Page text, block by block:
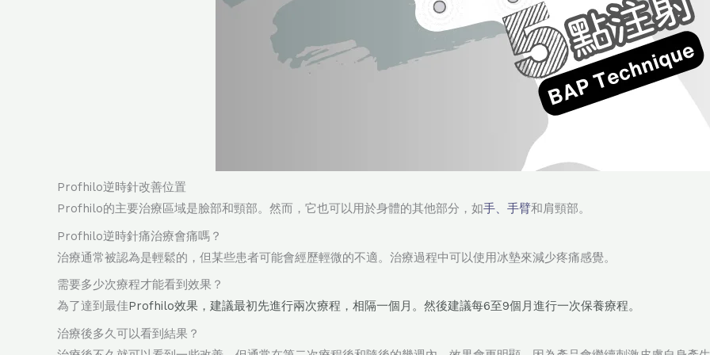
Profhilo逆時針改善位置
Profhilo的主要治療區域是臉部和頸部。然而，它也可以用於身體的其他部分，如手、手臂和肩頸部。
Profhilo逆時針痛治療會痛嗎？
治療通常被認為是輕鬆的，但某些患者可能會經歷輕微的不適。治療過程中可以使用冰墊來減少疼痛感覺。
需要多少次療程才能看到效果？
為了達到最佳Profhilo效果，建議最初先進行兩次療程，相隔一個月。然後建議每6至9個月進行一次保養療程。
治療後多久可以看到結果？